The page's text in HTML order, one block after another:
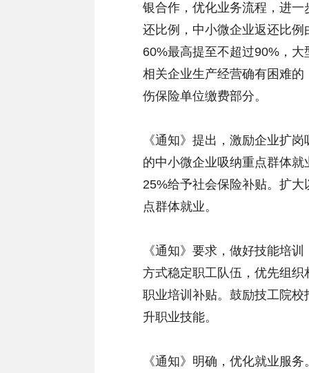
银合作，优化业务流程，进
还比例，中小微企业返还比
60%最高提至不超过90%，
相关企业生产经营确有困难
伤保险单位缴费部分。
《通知》提出，激励企业扩
的中小微企业吸纳重点群体
25%给予社会保险补贴。扩
点群体就业。
《通知》要求，做好技能培
方式稳定职工队伍，优先组
职业培训补贴。鼓励技工院
升职业技能。
《通知》明确，优化就业服